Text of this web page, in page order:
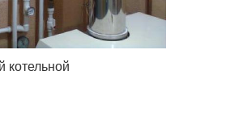
котельной